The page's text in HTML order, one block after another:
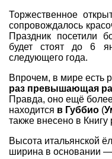
Торжественное
сопровождалось
Праздник посетили
будет стоят до 6
следующего года.
Впрочем, в мире есть
раз превышающая
Правда, оно ещё
находится в Губбио (
также внесено в Книгу
Высота итальянской
ширина в основании